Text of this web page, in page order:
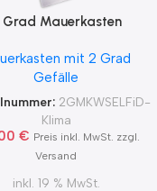
Grad Mauerkasten
für
Ø150 2Grad
MKWSELFiD
mit 2 Grad
Gefälle
2GMKWSELFiD-
Klima
€ Preis inkl. MwSt. zzgl.
Versand
inkl. 19 % MwSt.